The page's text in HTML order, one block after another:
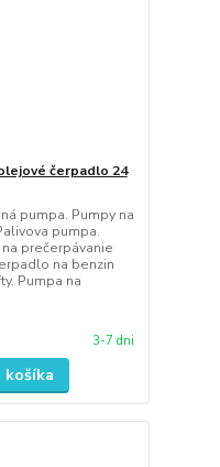
čerpadlo 24
pumpa. Pumpy na
pumpa.
prečerpávanie
na benzin
Pumpa na
3-7 dni
košíka